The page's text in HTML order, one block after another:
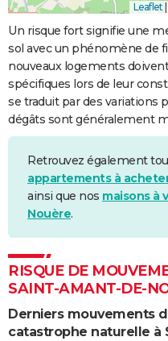
Leaflet |
Un risque fort signifie une
sol avec un phénomène de
nouveaux logements
spécifiques lors de leur
se traduit par des variations
dégâts sont généralement
Retrouvez également
appartements à
ainsi que nos maisons à
Nouère.
RISQUE DE
SAINT-AMANT-DE-
Derniers mouvements
catastrophe naturelle à